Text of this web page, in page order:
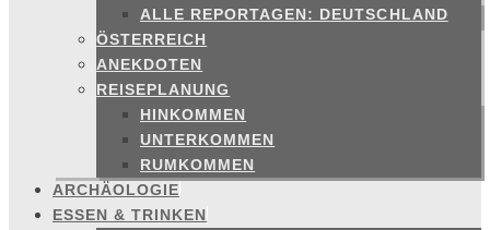
ALLE REPORTAGEN: DEUTSCHLAND
ÖSTERREICH
ANEKDOTEN
REISEPLANUNG
HINKOMMEN
UNTERKOMMEN
RUMKOMMEN
ARCHÄOLOGIE
ESSEN & TRINKEN